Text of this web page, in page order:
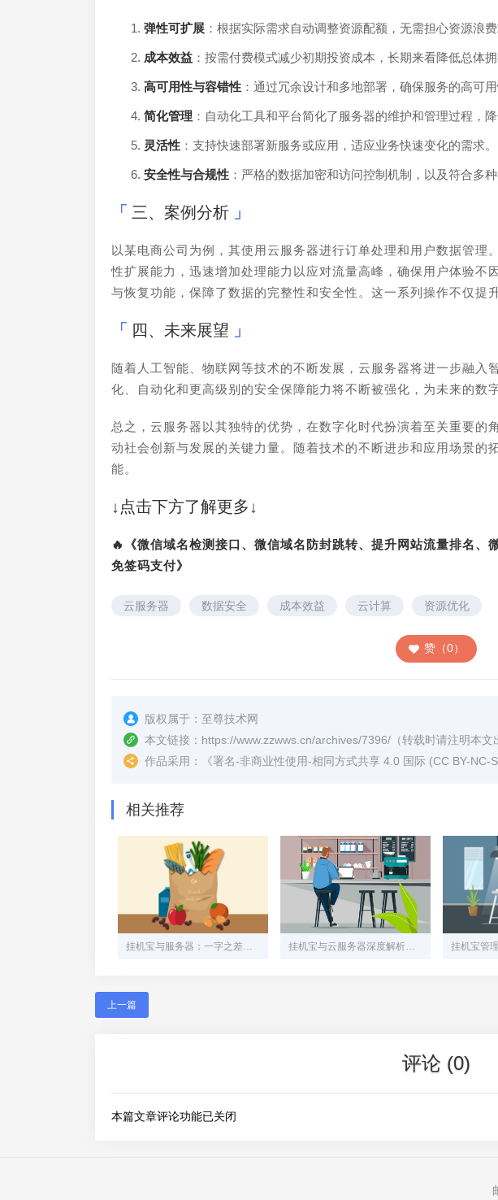
弹性可扩展 ：根据实际需求自动调整资源配额，无需担心资源浪费
成本效益 ：按需付费模式减少初期投资成本，长期来看降低总体拥
高可用性与容错性 ：通过冗余设计和多地部署，确保服务的高可
简化管理 ：自动化工具和平台简化了服务器的维护和管理过程，
灵活性 ：支持快速部署新服务或应用，适应业务快速变化的需求。
安全性与合规性 ：严格的数据加密和访问控制机制，以及符合多
三、案例分析
以某电商公司为例，其使用云服务器进行订单处理和用户数据管理
性扩展能力，迅速增加处理能力以应对流量高峰，确保用户体验不
与恢复功能，保障了数据的完整性和安全性。这一系列操作不仅提
四、未来展望
随着人工智能、物联网等技术的不断发展，云服务器将进一步融入
化、自动化和更高级别的安全保障能力将不断被强化，为未来的数
总之，云服务器以其独特的优势，在数字化时代扮演着至关重要的
动社会创新与发展的关键力量。随着技术的不断进步和应用场景的
能。
↓点击下方了解更多↓
🔥《微信域名检测接口、微信域名防封跳转、提升网站流量排名、
免签码支付》
云服务器 数据安全 成本效益 云计算 资源优化
赞（0）
版权属于： 至尊技术网
本文链接： https://www.zzwws.cn/archives/7396/ （转载时请注明本文
作品采用：
《署名-非商业性使用-相同方式共享 4.0 国际 (CC BY-NC-
相关推荐
挂机宝与服务器：一字之差，云泥之别 挂机宝与云服务器深度解析：你的业务究竟需要哪个？
上一篇
评论 (0)
本篇文章评论功能已关闭